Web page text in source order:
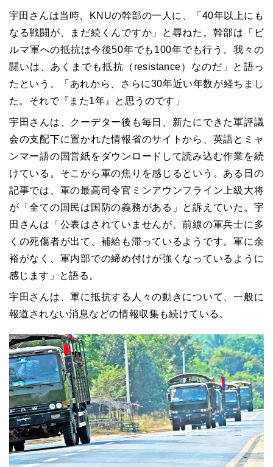
宇田さんは当時、KNUの幹部の一人に、「40年以上にも
なる戦闘が、まだ続くんですか」と尋ねた。幹部は「ビ
ルマ軍への抵抗は今後50年でも100年でも行う。我々の
闘いは、あくまでも抵抗（resistance）なのだ」と語っ
たという。「あれから、さらに30年近い年数が経ちまし
た。それで『また1年』と思うのです」
宇田さんは、クーデター後も毎日、新たにできた軍評議
会の支配下に置かれた情報省のサイトから、英語とミャ
ンマー語の国営紙をダウンロードして読み込む作業を続
けている。そこから軍の焦りを感じるという。ある日の
記事では、軍の最高司令官ミンアウンフライン上級大将
が「全ての国民は国防の義務がある」と訴えていた。宇
田さんは「公表はされていませんが、前線の軍兵士に多
くの死傷者が出て、補給も滞っているようです。軍に余
裕がなく、軍内部での締め付けが強くなっているように
感じます」と語る。
宇田さんは、軍に抵抗する人々の動きについて、一般に
報道されない消息などの情報収集も続けている。